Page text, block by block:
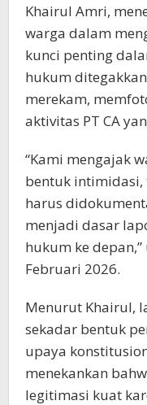
Khairul Amri,
warga dalam
kunci penting
hukum
merekam,
aktivitas PT CA
“Kami mengajak
bentuk intimidasi,
harus
menjadi dasar
hukum ke
Februari 2026.
Menurut Khairul,
sekadar bentuk
upaya
menekankan
legitimasi kuat